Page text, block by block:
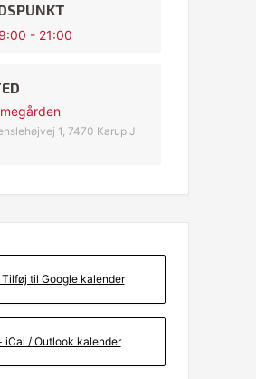
- 21:00
1, 7470 Karup J
Tilføj til Google kalender
iCal / Outlook kalender